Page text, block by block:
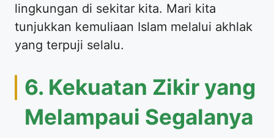
lingkungan di sekitar kita. Mari kita
tunjukkan kemuliaan Islam melalui akhlak
yang terpuji selalu.
6. Kekuatan Zikir yang
Melampaui Segalanya